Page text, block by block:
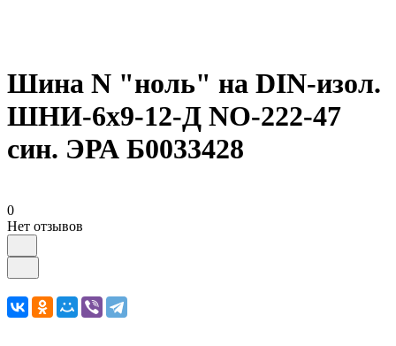
Шина N "ноль" на DIN-изол.
ШНИ-6х9-12-Д NO-222-47
син. ЭРА Б0033428
0
Нет отзывов